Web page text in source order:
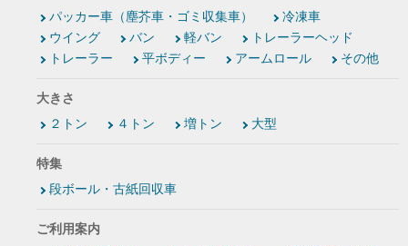
パッカー車（塵芥車・ゴミ収集車）
冷凍車
ウイング
バン 軽バン
トレーラーヘッド
トレーラー
平ボディー アームロール その他
大きさ
２トン
４トン 増トン 大型
特集
段ボール・古紙回収車
ご利用案内